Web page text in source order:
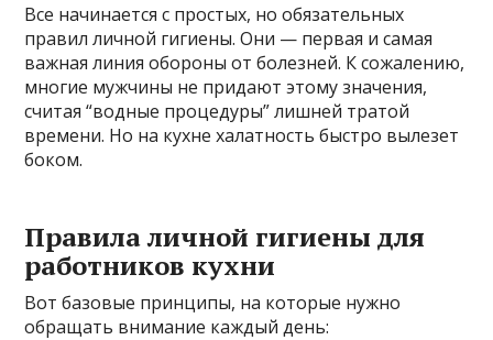
Все начинается с простых, но обязательных
правил личной гигиены. Они — первая и самая
важная линия обороны от болезней. К сожалению,
многие мужчины не придают этому значения,
считая “водные процедуры” лишней тратой
времени. Но на кухне халатность быстро вылезет
боком.
Правила личной гигиены для
работников кухни
Вот базовые принципы, на которые нужно
обращать внимание каждый день: